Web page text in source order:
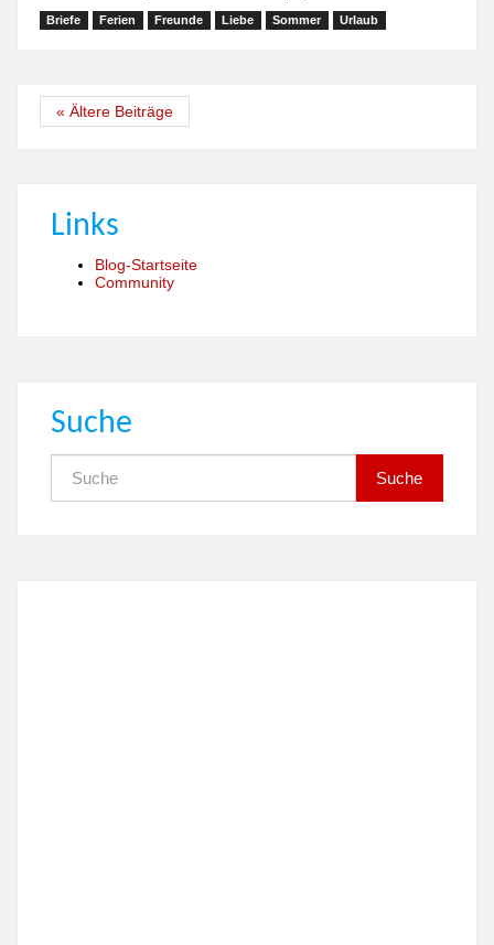
Briefe Ferien Freunde Liebe Sommer Urlaub
« Ältere Beiträge
Links
Blog-Startseite
Community
Suche
Suche